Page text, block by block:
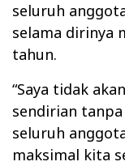
seluruh
selama dirinya
tahun.
“Saya tidak
sendirian
seluruh
maksimal kita